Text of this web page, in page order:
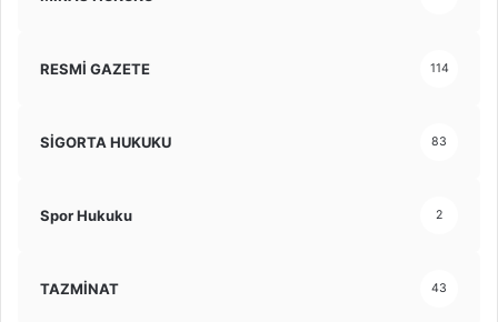
RESMİ GAZETE 114
SİGORTA HUKUKU 83
Spor Hukuku 2
TAZMİNAT 43